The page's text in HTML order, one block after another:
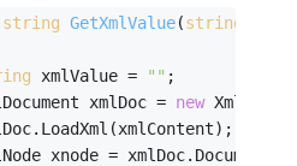
string GetXmlValue(string
xmlValue = "" ;
xmlDoc =
new
xnode =